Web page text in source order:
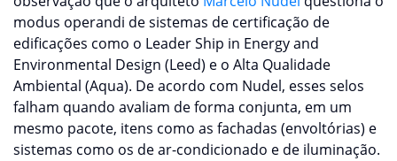
modus operandi de sistemas de certificação de
edificações como o Leader Ship in Energy and
Environmental Design (Leed) e o Alta Qualidade
Ambiental (Aqua). De acordo com Nudel, esses selos
falham quando avaliam de forma conjunta, em um
mesmo pacote, itens como as fachadas (envoltórias) e
sistemas como os de ar-condicionado e de iluminação.